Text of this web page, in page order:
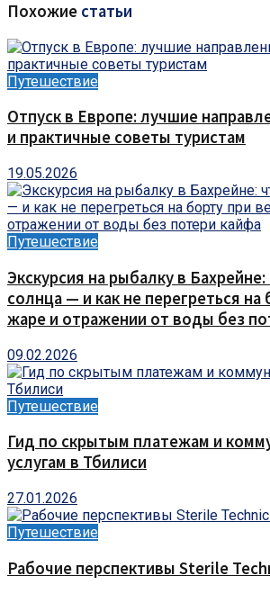
Похожие статьи
Путешествие
Отпуск в Европе: лучшие
и практичные советы туристам
19.05.2026
Путешествие
Экскурсия на рыбалку в
солнца — и как не перегреться на
жаре и отражении от воды без
09.02.2026
Путешествие
Гид по скрытым платежам и
услугам в Тбилиси
27.01.2026
Путешествие
Рабочие перспективы Sterile